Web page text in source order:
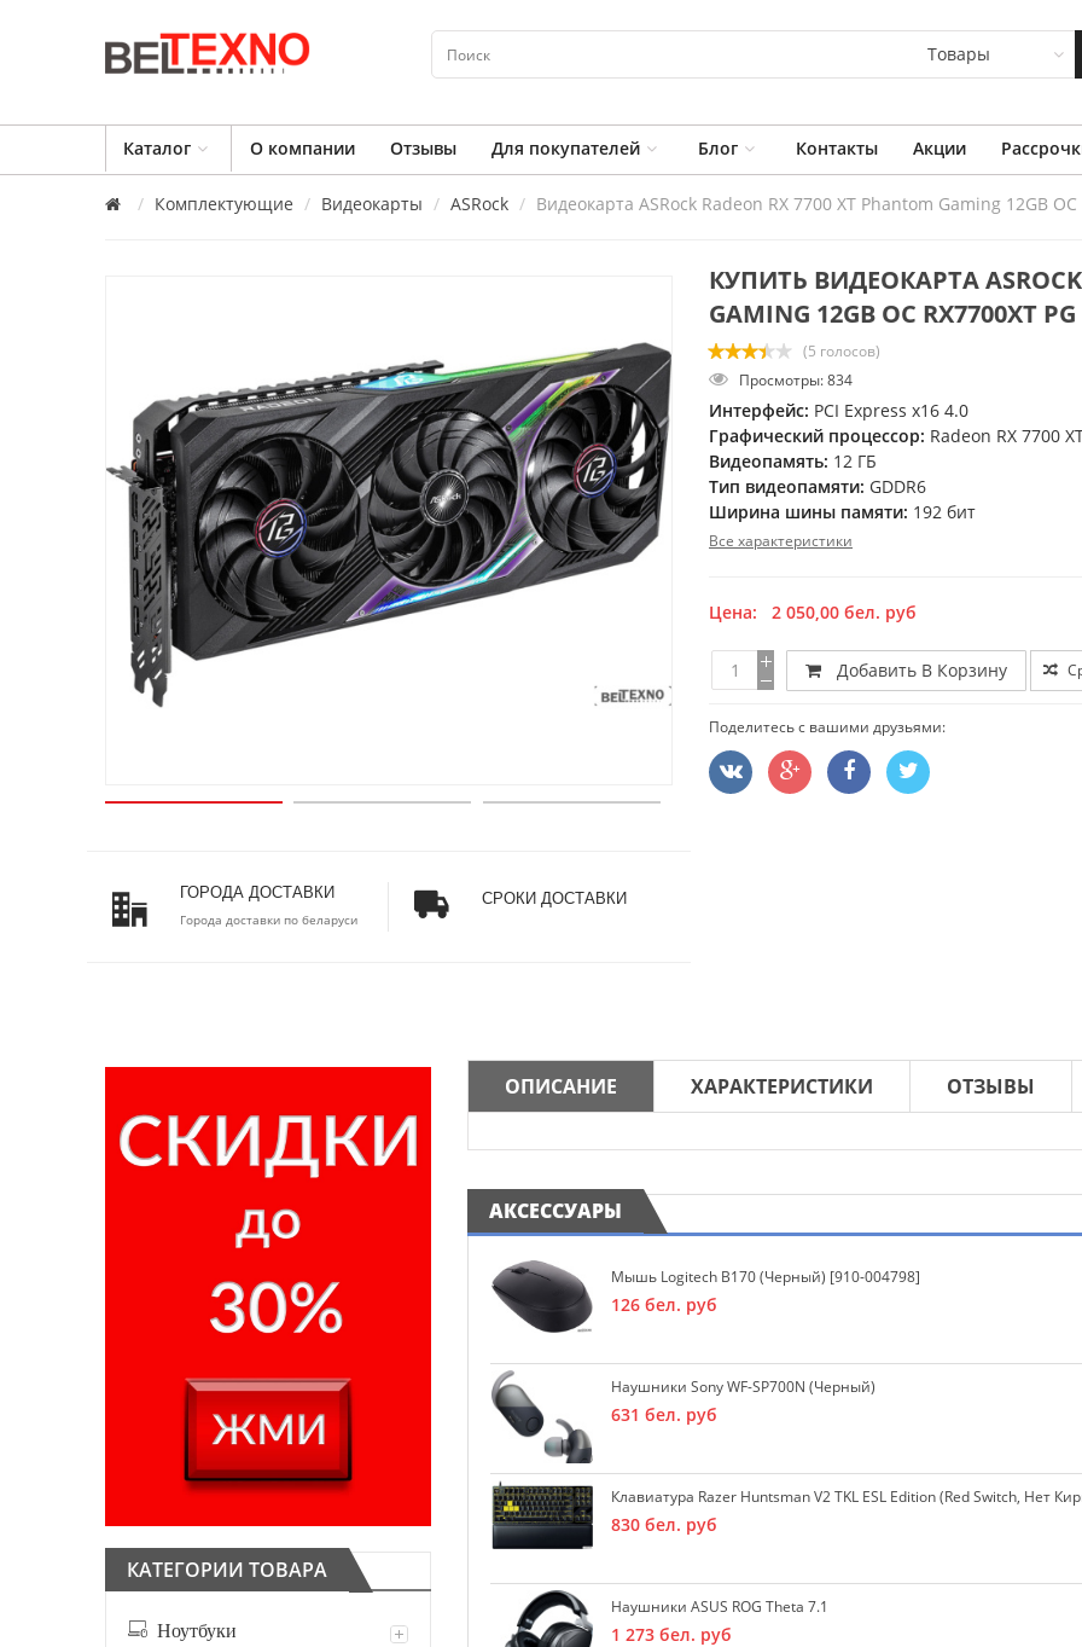
Товары
Каталог О компании Отзывы Для покупателей Блог Контакты Акции
Комплектующие Видеокарты ASRock Видеокарта ASRock Radeon RX 7700 XT Phantom Gaming 12GB OC
ГОРОДА ДОСТАВКИ
Города доставки по беларуси
СРОКИ ДОСТАВКИ
КУПИТЬ ВИДЕОКАРТА ASROCK
GAMING 12GB OC RX7700XT PG
(5 голосов)
Просмотры: 834
Интерфейс: PCI Express x16 4.0
Графический процессор: Radeon RX 7700
Видеопамять: 12 ГБ
Тип видеопамяти: GDDR6
Ширина шины памяти: 192 бит
Все характеристики
Цена: 2 050,00 бел. руб
Добавить В Корзину
Поделитесь с вашими друзьями:
КАТЕГОРИИ ТОВАРА
Ноутбуки
ОПИСАНИЕ ХАРАКТЕРИСТИКИ ОТЗЫВЫ
АКСЕССУАРЫ
Мышь Logitech B170 (черный) [910-004798]
126 бел. руб
Наушники Sony WF-SP700N (черный)
631 бел. руб
Клавиатура Razer Huntsman V2 TKL ESL Edition (Red Switch, Нет
830 бел. руб
Наушники ASUS ROG Theta 7.1
1 273 бел. руб